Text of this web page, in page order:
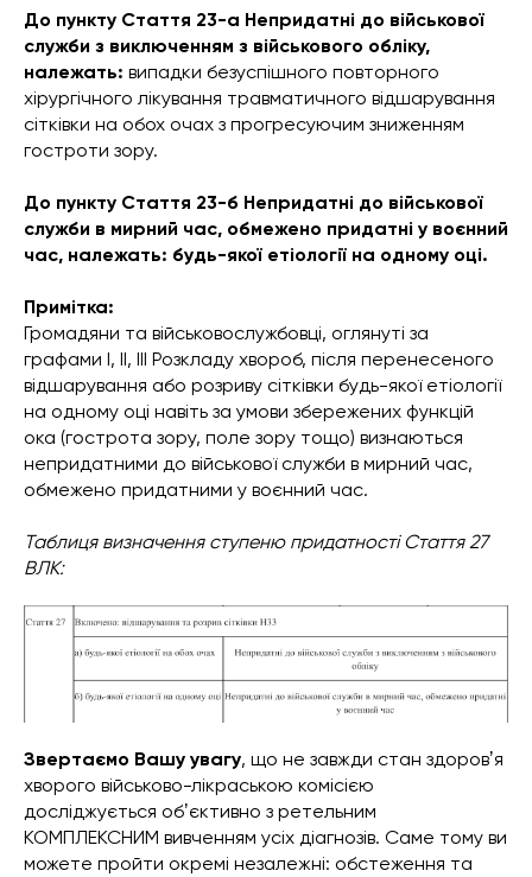
До пункту Стаття 23-а Непридатні до військової
служби з виключенням з військового обліку,
належать: випадки безуспішного повторного
хірургічного лікування травматичного відшарування
сітківки на обох очах з прогресуючим зниженням
гостроти зору.
До пункту Стаття 23-б Непридатні до військової
служби в мирний час, обмежено придатні у воєнний
час, належать: будь-якої етіології на одному оці.
Примітка:
Громадяни та військовослужбовці, оглянуті за
графами I, II, III Розкладу хвороб, після перенесеного
відшарування або розриву сітківки будь-якої етіології
на одному оці навіть за умови збережених функцій
ока (гострота зору, поле зору тощо) визнаються
непридатними до військової служби в мирний час,
обмежено придатними у воєнний час.
Таблиця визначення ступеню придатності Стаття 27
ВЛК:
Звертаємо Вашу увагу, що не завжди стан здоровʼя
хворого військово-лікраською комісією
досліджується обʼєктивно з ретельним
КОМПЛЕКСНИМ вивченням усіх діагнозів. Саме тому ви
можете пройти окремі незалежні: обстеження та